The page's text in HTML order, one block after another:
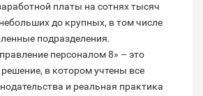
платы на сотнях тысяч
до крупных, в том числе
подразделения.
персоналом 8» – это
решение, в котором учтены все
и реальная практика